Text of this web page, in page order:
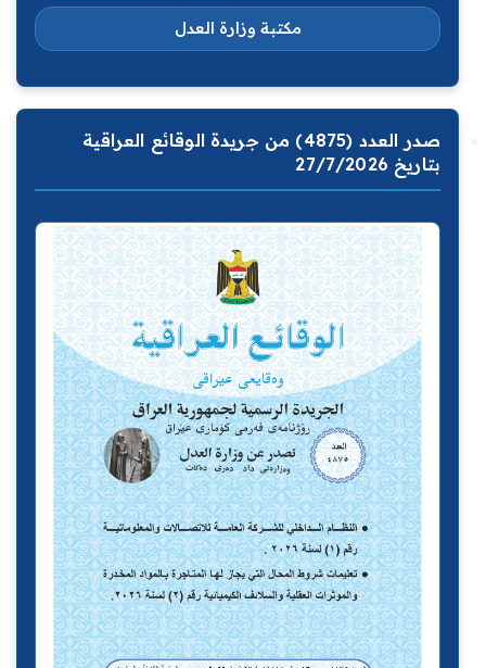
مكتبة وزارة العدل
صدر العدد (4875) من جريدة الوقائع العراقية
بتاريخ 27/7/2026